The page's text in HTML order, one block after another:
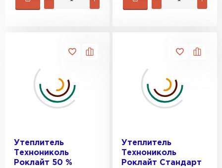
Утеплитель
Технониколь
Роклайт 50 %
Утеплитель
Технониколь
Роклайт Стандарт